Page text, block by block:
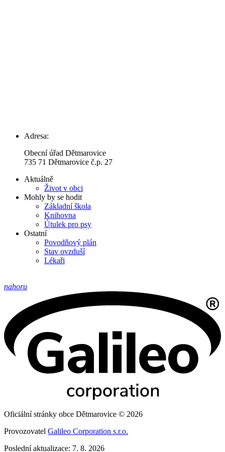
Adresa:
Obecní úřad Dětmarovice
735 71 Dětmarovice č.p. 27
Aktuálně
Život v obci
Mohly by se hodit
Základní škola
Knihovna
Útulek pro psy
Ostatní
Povodňový plán
Stav ovzduší
Lékaři
nahoru
Oficiální stránky obce Dětmarovice © 2026
Provozovatel Galileo Corporation s.r.o.
Poslední aktualizace: 7. 8. 2026